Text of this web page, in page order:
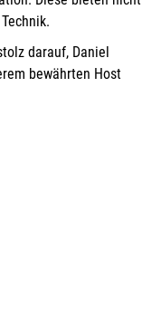
darauf, Daniel
bewährten Host